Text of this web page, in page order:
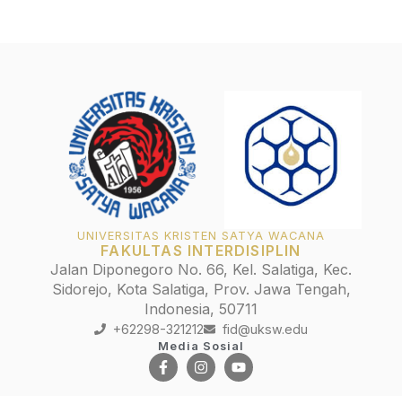
UNIVERSITAS KRISTEN SATYA WACANA
FAKULTAS INTERDISIPLIN
Jalan Diponegoro No. 66, Kel. Salatiga, Kec.
Sidorejo, Kota Salatiga, Prov. Jawa Tengah,
Indonesia, 50711
+62298-321212 fid@uksw.edu
Media Sosial